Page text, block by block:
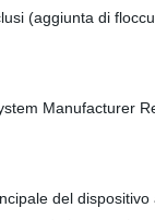
(aggiunta di
del